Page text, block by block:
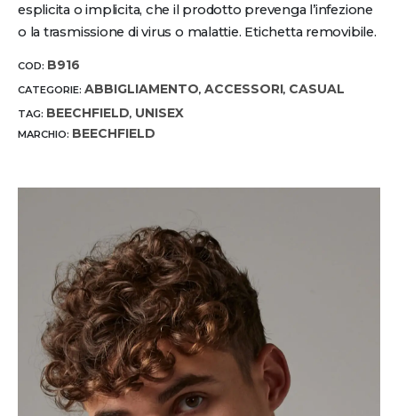
esplicita o implicita, che il prodotto prevenga l’infezione
o la trasmissione di virus o malattie. Etichetta removibile.
COD: B916
CATEGORIE: ABBIGLIAMENTO, ACCESSORI, CASUAL
TAG: BEECHFIELD, UNISEX
MARCHIO: BEECHFIELD